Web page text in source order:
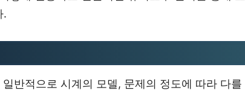
.
반적으로 시계의 모델, 문제의 정도에 따라 다를